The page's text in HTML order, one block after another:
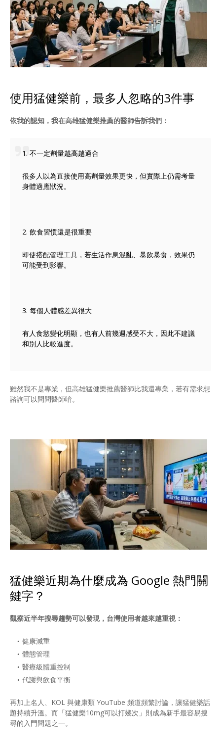
使用猛健樂前，最多人忽略的3件事
依我的認知，我在高雄猛健樂推薦的醫師告訴我們：
1. 不一定劑量越高越適合
很多人以為直接使用高劑量效果更快，但實際上仍需考量
身體適應狀況。
2. 飲食習慣還是很重要
即使搭配管理工具，若生活作息混亂、暴飲暴食，效果仍
可能受到影響。
3. 每個人體感差異很大
有人食慾變化明顯，也有人前幾週感受不大，因此不建議
和別人比較進度。
雖然我不是專業，但高雄猛健樂推薦醫師比我還專業，若有需求想
諮詢可以問問醫師唷。
猛健樂近期為什麼成為 Google 熱門關
鍵字？
觀察近半年搜尋趨勢可以發現，台灣使用者越來越重視：
健康減重
體態管理
醫療級體重控制
代謝與飲食平衡
再加上名人、KOL 與健康類 YouTube 頻道頻繁討論，讓猛健樂話
題持續升溫。而「猛健樂10mg可以打幾次」則成為新手最容易搜
尋的入門問題之一。